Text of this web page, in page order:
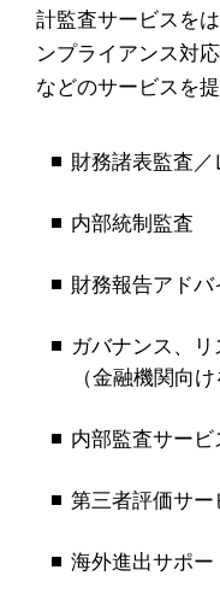
計監査サービスを
ンプライアンス対
などのサービスを
財務諸表監査／
内部統制監査
財務報告アドバ
ガバナンス、
（金融機関向け
内部監査サービ
第三者評価サー
海外進出サポー